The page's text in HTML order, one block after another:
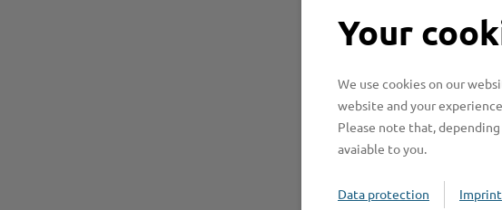
Your
We use cookies on our
website and your
Please note that,
avaiable to you.
Data protection Imprint